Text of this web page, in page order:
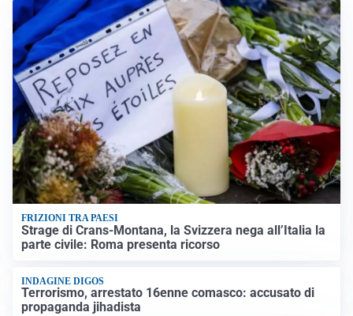
FRIZIONI TRA PAESI
Strage di Crans-Montana, la Svizzera nega all’Italia la
parte civile: Roma presenta ricorso
INDAGINE DIGOS
Terrorismo, arrestato 16enne comasco: accusato di
propaganda jihadista